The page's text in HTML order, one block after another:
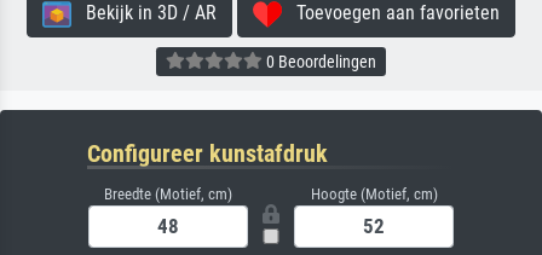
Bekijk in 3D / AR Toevoegen aan favorieten
0 Beoordelingen
Configureer kunstafdruk
Breedte (Motief, cm) Hoogte (Motief, cm)